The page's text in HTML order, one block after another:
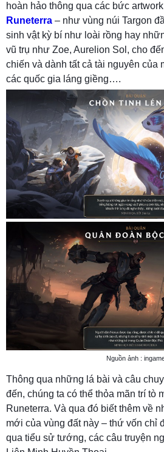
hoàn hảo thông qua các bức
Runeterra – như vùng núi Targon
sinh vật kỳ bí như loài rồng hay
vũ trụ như Zoe, Aurelion Sol, cho
chiến và dành tất cả tài nguyên của
các quốc gia láng giềng….
Nguồn ảnh :
Thông qua những lá bài và câu
đến, chúng ta có thể thỏa mãn trí tò
Runeterra. Và qua đó biết thêm về
mới của vùng đất này – thứ vốn chỉ
qua tiểu sử tướng, các câu truyện